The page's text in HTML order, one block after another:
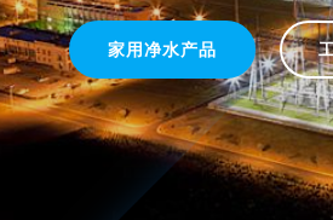
家用净水产品